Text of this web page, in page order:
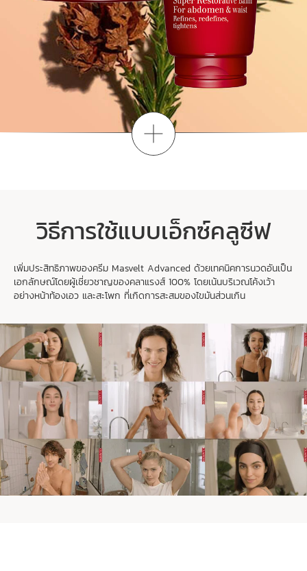
เพื่อผิวแลดูกระชับ และรูปร่างที่ปราศจาก
ไขมันส่วนเกินที่ผิวเพียงไม่กี่ขั้นตอน มา
1 2
ฉันอายุต่ำกว่า 50
ฉันอายุ 50 ปีขึ้นไป
มาเริ่มกันเลย
วิธีการใช้แบบเอ็กซ์คลูซีฟ
เพิ่มประสิทธิภาพของครีม Masvelt Advanced ด้วยเทคนิคการนวดอันเป็น
เอกลักษณ์โดยผู้เชี่ยวชาญของคลาแรงส์ 100% โดยเน้นบริเวณโค้งเว้า
อย่างหน้าท้องเอว และสะโพก ที่เกิดการสะสมของไขมันส่วนเกิน